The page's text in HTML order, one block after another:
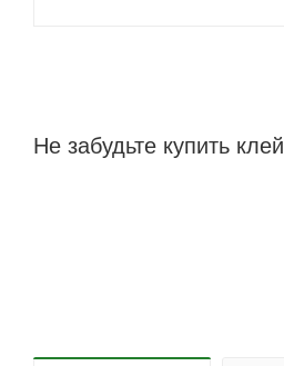
Не забудьте купить клей